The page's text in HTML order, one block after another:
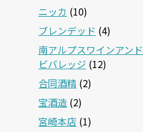
ニッカ (10)
ブレンデッド (4)
南アルプスワインアンド
ビバレッジ (12)
合同酒精 (2)
宝酒造 (2)
宮崎本店 (1)